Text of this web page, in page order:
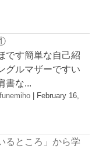
です簡単な自己紹
グルマザーですい
な...
| February 16,
るところ」から学